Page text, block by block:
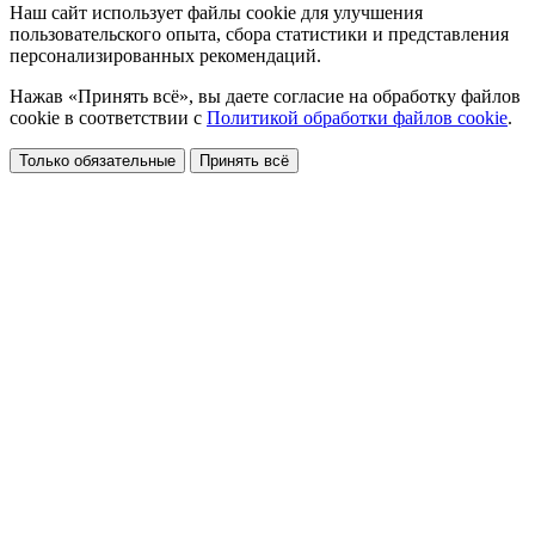
Наш сайт использует файлы cookie для улучшения
пользовательского опыта, сбора статистики и представления
персонализированных рекомендаций.
Нажав «Принять всё», вы даете согласие на обработку файлов
cookie в соответствии с Политикой обработки файлов cookie.
Только обязательные Принять всё